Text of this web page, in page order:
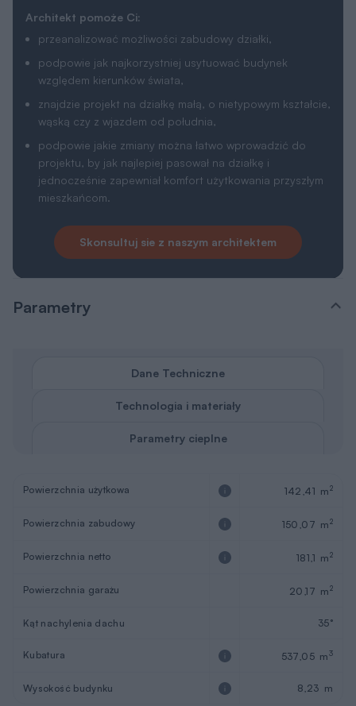
Architekt pomoże Ci:
przeanalizować możliwości zabudowy działki,
podpowie jak najkorzystniej usytuować budynek
względem kierunków świata,
znajdzie projekt na działkę małą, o nietypowym kształcie,
wąską czy z wjazdem od południa,
podpowie jakie zmiany można łatwo wprowadzić do
projektu, by jak najlepiej pasował na działkę i
jednocześnie zapewniał komfort użytkowania przyszłym
mieszkańcom.
Skonsultuj sie z naszym architektem
Parametry
Dane Techniczne
Technologia i materiały
Parametry cieplne
Powierzchnia użytkowa 142,41 m2
Powierzchnia zabudowy 150,07 m2
Powierzchnia netto 181,1 m2
Powierzchnia garażu 20,17 m2
Kąt nachylenia dachu 35°
Kubatura 537,05 m3
Wysokość budynku 8,23 m